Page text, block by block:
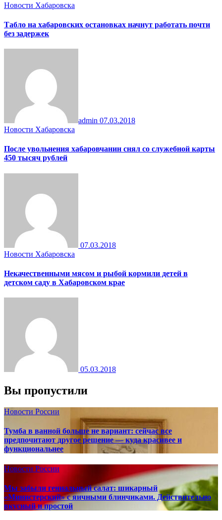
Новости Хабаровска
Табло на хабаровских остановках начнут работать почти
без задержек
admin 07.03.2018
Новости Хабаровска
После увольнения хабаровчанин снял со служебной карты
450 тысяч рублей
07.03.2018
Новости Хабаровска
Некачественными мясом и рыбой кормили детей в
детском саду в Хабаровском крае
05.03.2018
Вы пропустили
Новости России
Тумба в ванной больше не вариант: сейчас все
предпочитают другое решение — куда красивее и
функциональнее
Новости России
Мы забыли гениальный салат: шикарный
«Министерский» с яичными блинчиками. Действительно
вкусный и простой